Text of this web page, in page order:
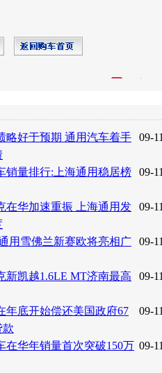
09-
略好于预期 通用汽车着手
09-
销量排行:上海通用稳居榜
09-
在华加速重振 上海通用发
09-
用雪佛兰新赛欧将亮相广
09-
新凯越1.6LE MT济南最高
09-
年底开始偿还美国政府67
款
09-
在华年销量首次突破150万